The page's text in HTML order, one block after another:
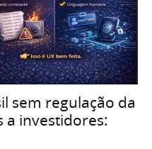
sem regulação da
a investidores: